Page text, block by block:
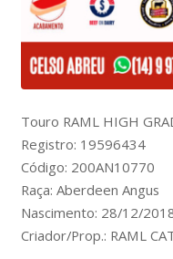
Touro RAML HIGH
Registro: 19596434
Código: 200AN10770
Raça: Aberdeen Angus
Nascimento: 28/12/
Criador/Prop.: RAML